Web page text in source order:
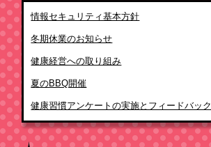
情報セキュリティ基本方針
冬期休業のお知らせ
健康経営への取り組み
夏のBBQ開催
健康習慣アンケートの実施とフィードバック